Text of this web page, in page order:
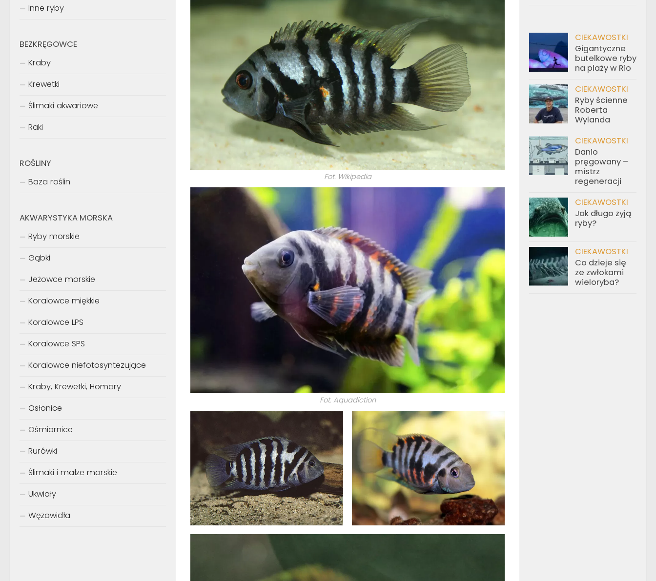
Fot. Wikipedia
Fot. Aquadiction
Inne ryby
BEZKRĘGOWCE
Kraby
Krewetki
Ślimaki akwariowe
Raki
ROŚLINY
Baza roślin
AKWARYSTYKA MORSKA
Ryby morskie
Gąbki
Jeżowce morskie
Koralowce miękkie
Koralowce LPS
Koralowce SPS
Koralowce niefotosyntezujące
Kraby, Krewetki, Homary
Osłonice
Ośmiornice
Rurówki
Ślimaki i małże morskie
Ukwiały
Wężowidła
CIEKAWOSTKI
Gigantyczne
butelkowe ryby
na plaży w Rio
CIEKAWOSTKI
Ryby ścienne
Roberta
Wylanda
CIEKAWOSTKI
Danio
pręgowany –
mistrz
regeneracji
CIEKAWOSTKI
Jak długo żyją
ryby?
CIEKAWOSTKI
Co dzieje się
ze zwłokami
wieloryba?